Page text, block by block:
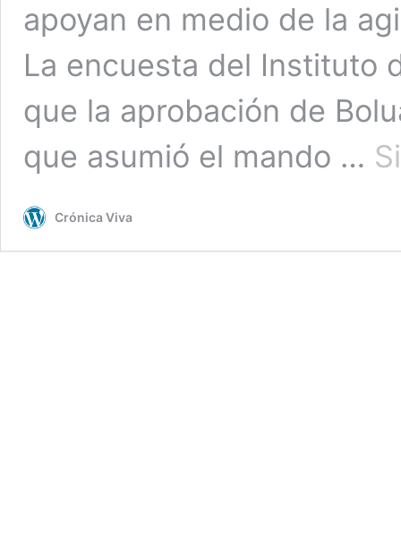
apoyan en medio de la
La encuesta del Instituto
que la aprobación de
que asumió el mando …
Crónica Viva